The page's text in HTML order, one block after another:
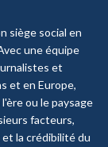
siège social en
une équipe
et
et en Europe,
ou le paysage
facteurs,
la crédibilité du